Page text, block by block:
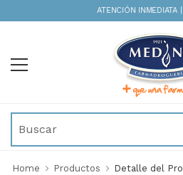
ATENCIÓN INMEDIATA |
Home Productos Detalle del